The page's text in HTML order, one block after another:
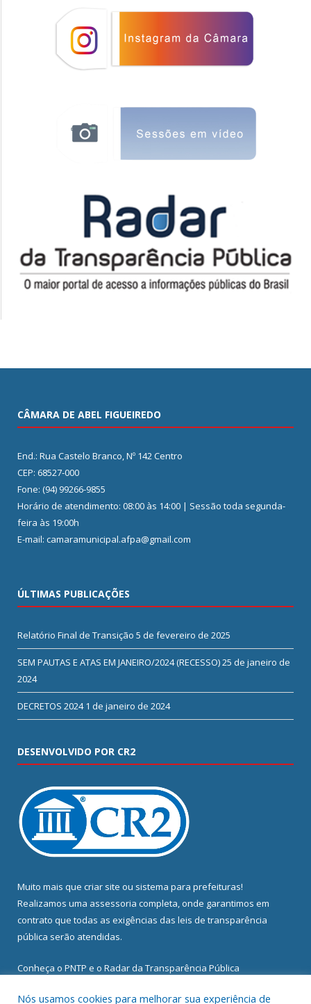
CÂMARA DE ABEL FIGUEIREDO
End.: Rua Castelo Branco, Nº 142 Centro
CEP: 68527-000
Fone: (94) 99266-9855
Horário de atendimento: 08:00 às 14:00 | Sessão toda segunda-
feira às 19:00h
E-mail: camaramunicipal.afpa@gmail.com
ÚLTIMAS PUBLICAÇÕES
Relatório Final de Transição 5 de fevereiro de 2025
SEM PAUTAS E ATAS EM JANEIRO/2024 (RECESSO)25 de janeiro de
2024
DECRETOS 2024 1 de janeiro de 2024
DESENVOLVIDO POR CR2
Muito mais que criar site ou sistema para prefeituras!
Realizamos uma assessoria completa, onde garantimos em
contrato que todas as exigências das leis de transparência
pública serão atendidas.
Conheça o PNTP e o Radar da Transparência Pública
Nós usamos cookies para melhorar sua experiência de